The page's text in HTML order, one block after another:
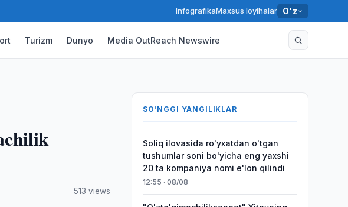
InfografikaMaxsus loyihalar O'z
Turizm Dunyo Media OutReach Newswire
513 views
SO'NGGI YANGILIKLAR
Soliq ilovasida ro'yxatdan o'tgan
tushumlar soni bo'yicha eng yaxshi
20 ta kompaniya nomi e'lon qilindi
12:55 · 08/08